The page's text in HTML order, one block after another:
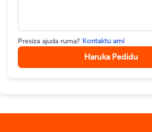
Presiza ajuda ruma? Kontaktu ami
Haruka Pedidu